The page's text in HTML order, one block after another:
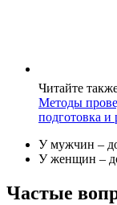
Читайте
Методы
подготовка и
У мужчин –
У женщин –
Частые